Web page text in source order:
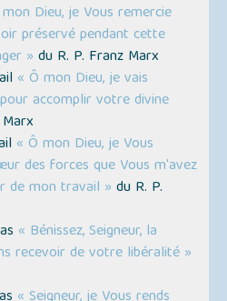
Dieu, je Vous remercie
préservé pendant cette
» du R. P. Franz Marx
« Ô mon Dieu, je vais
accomplir votre divine
« Ô mon Dieu, je Vous
des forces que Vous m'avez
de mon travail » du R. P.
« Bénissez, Seigneur, la
recevoir de votre libéralité »